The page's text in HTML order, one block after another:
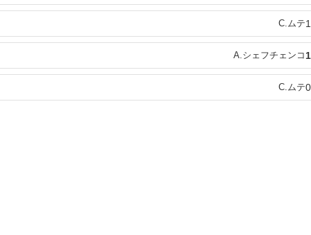
C.ムテ1
A.シェフチェンコ 1
C.ムテ0